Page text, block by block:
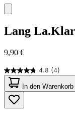
Lang
9,90 €
4.8 (4)
4.8
von
5
Sternen.
4
In den Warenkorb